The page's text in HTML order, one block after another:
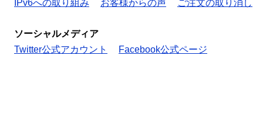
IPv6への取り組み
お客様からの声 ご注文の取り消し
ソーシャルメディア
Twitter公式アカウント
Facebook公式ページ